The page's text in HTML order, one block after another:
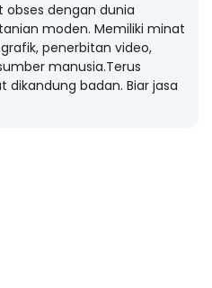
obses dengan dunia
moden. Memiliki minat
penerbitan video,
manusia.Terus
badan. Biar jasa